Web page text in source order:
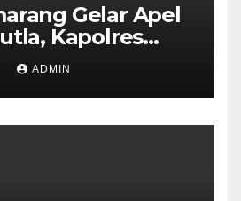
Gelar Apel
Kapolres
dan
Hadapi Musim
ADMIN